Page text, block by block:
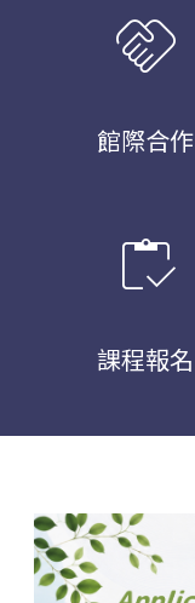
handshake
館際合作
inventory
課程報名